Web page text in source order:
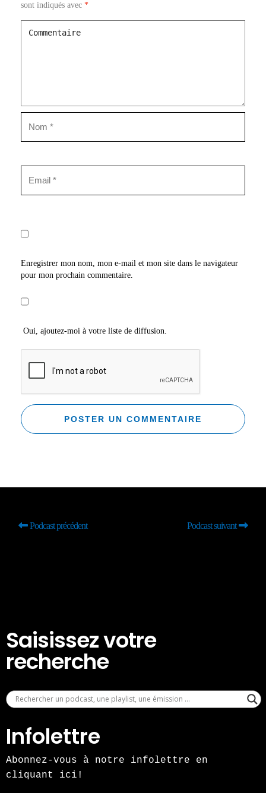
sont indiqués avec *
Enregistrer mon nom, mon e-mail et mon site dans le navigateur
pour mon prochain commentaire.
Oui, ajoutez-moi à votre liste de diffusion.
Podcast précédent Podcast suivant
Saisissez votre
recherche
Infolettre
Abonnez-vous à notre infolettre en
cliquant ici!